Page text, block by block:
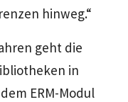
hinweg.“
geht die
in
ERM-Modul